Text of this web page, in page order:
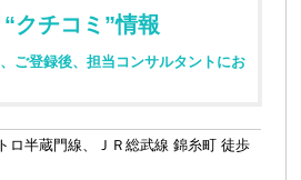
“クチコミ”情報
ご登録後、担当コンサルタントにお
ロ半蔵門線、ＪＲ総武線 錦糸町 徒歩